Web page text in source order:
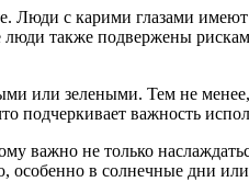
Люди с карими глазами
люди также подвержены
или зелеными. Тем не
подчеркивает важность
важно не только
особенно в солнечные дни